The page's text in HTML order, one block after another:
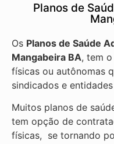
Planos de
Os Planos de Saúde
Mangabeira BA, tem
físicas ou autônomas
sindicados e
Muitos planos de
tem opção de
físicas, se tornando